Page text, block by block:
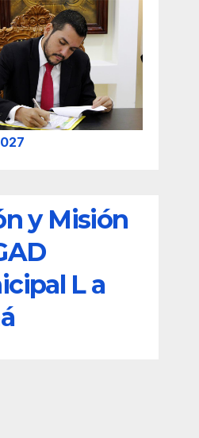
y Misión
L a